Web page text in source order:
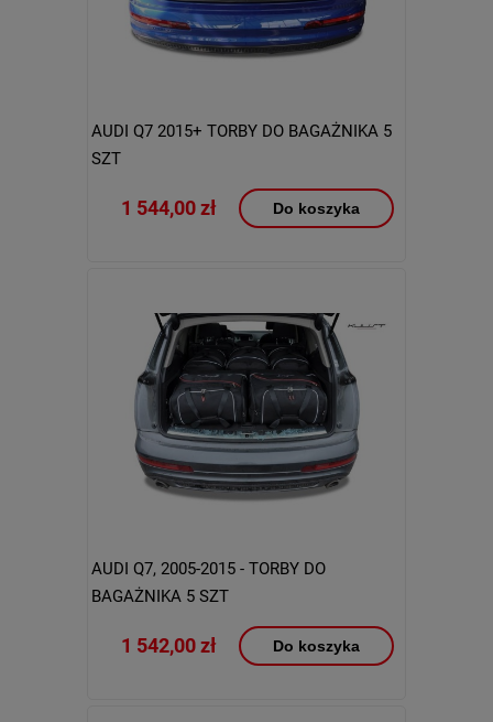
AUDI Q7 2015+ TORBY DO BAGAŻNIKA 5
SZT
1 544,00 zł Do koszyka
AUDI Q7, 2005-2015 - TORBY DO
BAGAŻNIKA 5 SZT
1 542,00 zł Do koszyka